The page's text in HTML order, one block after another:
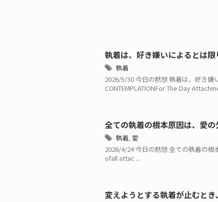
執着は、好き嫌いによるとは限
執着
2026/5/30 今日の黙想 執着は、好き嫌
CONTEMPLATIONFor The Day
全ての執着の根本原因は、愛の
執着, 愛
2026/4/24 今日の黙想 全ての執着の根
ofall attac ...
変えようとする執着が止むとき